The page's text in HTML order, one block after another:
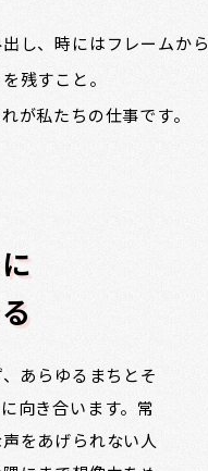
し、時にはフレームから
残すこと。
が私たちの仕事です。
あらゆるまちとそ
向き合います。常
をあげられない人